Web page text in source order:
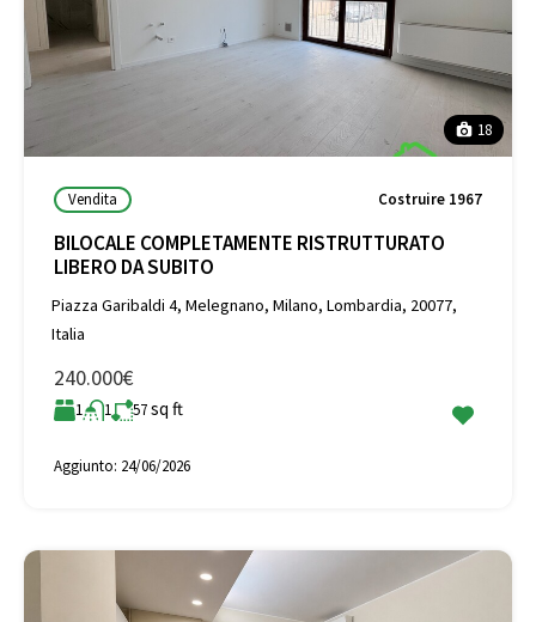
18
Vendita Costruire 1967
BILOCALE COMPLETAMENTE RISTRUTTURATO
LIBERO DA SUBITO
Piazza Garibaldi 4, Melegnano, Milano, Lombardia, 20077,
Italia
240.000€
1 1 57sq ft
Aggiunto: 24/06/2026